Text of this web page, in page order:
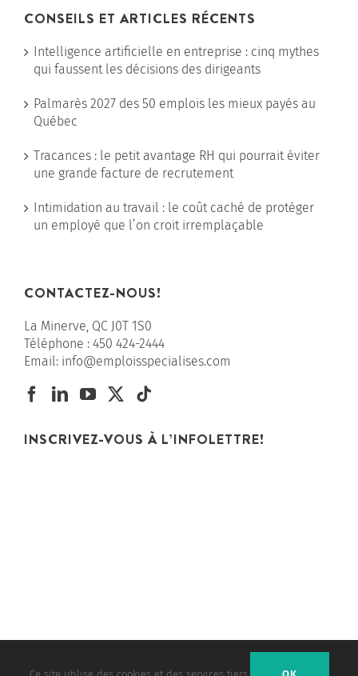
CONSEILS ET ARTICLES RÉCENTS
Intelligence artificielle en entreprise : cinq mythes
qui faussent les décisions des dirigeants
Palmarès 2027 des 50 emplois les mieux payés au
Québec
Tracances : le petit avantage RH qui pourrait éviter
une grande facture de recrutement
Intimidation au travail : le coût caché de protéger
un employé que l’on croit irremplaçable
CONTACTEZ-NOUS!
La Minerve, QC J0T 1S0
Téléphone : 450 424-2444
Email: info@emploisspecialises.com
INSCRIVEZ-VOUS À L’INFOLETTRE!
Ce site utilise des cookies et des services tiers.